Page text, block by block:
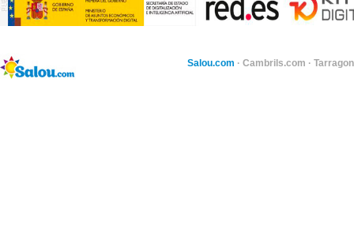
Salou.com · Cambrils.com ·